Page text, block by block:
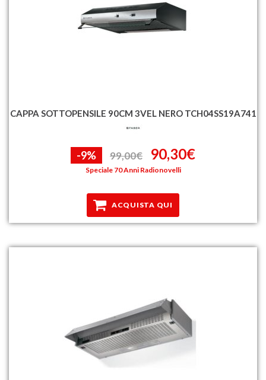
CAPPA SOTTOPENSILE 90CM 3VEL NERO TCH04SS19A741
-9% 99,00€ 90,30€
Speciale 70 Anni Radionovelli
ACQUISTA QUI